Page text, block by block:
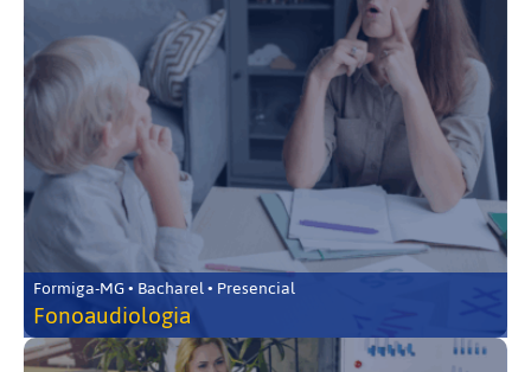
Formiga-MG • Bacharel • Presencial
Fonoaudiologia